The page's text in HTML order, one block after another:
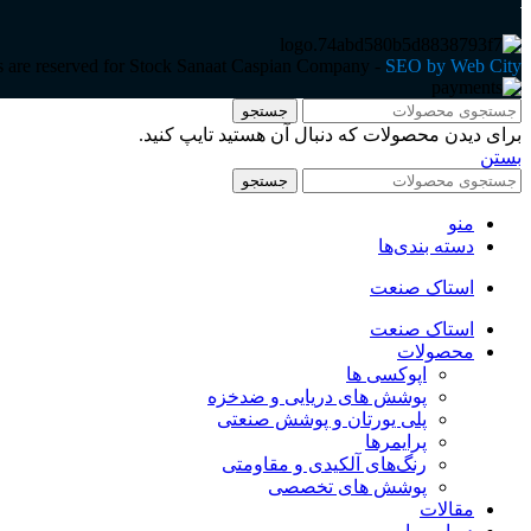
are reserved for Stock Sanaat Caspian Company - SEO by Web City
جستجو
برای دیدن محصولات که دنبال آن هستید تایپ کنید.
بستن
جستجو
منو
دسته بندی‌ها
استاک صنعت
استاک صنعت
محصولات
اپوکسی ها
پوشش های دریایی و ضدخزه
پلی یورتان و پوشش صنعتی
پرایمرها
رنگ‌های آلکیدی و مقاومتی
پوشش های تخصصی
مقالات